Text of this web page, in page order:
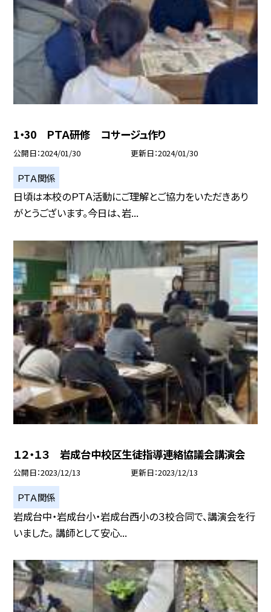
1・30 ＰＴＡ研修 コサージュ作り
公開日 2024/01/30 更新日 2024/01/30
ＰＴＡ関係
日頃は本校のＰＴＡ活動にご理解とご協力をいただきあり
がとうございます。今日は、岩...
１２・１３ 岩成台中校区生徒指導連絡協議会講演会
公開日 2023/12/13 更新日 2023/12/13
ＰＴＡ関係
岩成台中・岩成台小・岩成台西小の３校合同で、講演会を行
いました。 講師として安心...